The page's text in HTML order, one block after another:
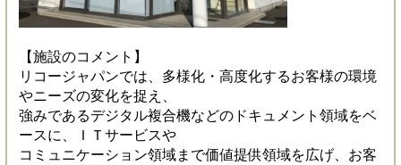
【施設のコメント】
リコージャパンでは、多様化・高度化するお客様の環境
やニーズの変化を捉え、
強みであるデジタル複合機などのドキュメント領域をベ
ースに、ＩＴサービスや
コミュニケーション領域まで価値提供領域を広げ、お客